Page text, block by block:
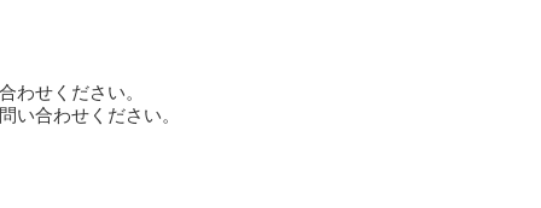
わせください。
い合わせください。